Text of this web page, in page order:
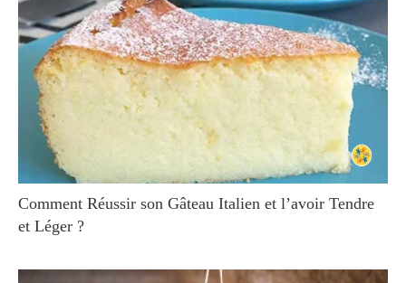
Comment Réussir son Gâteau Italien et l’avoir Tendre
et Léger ?